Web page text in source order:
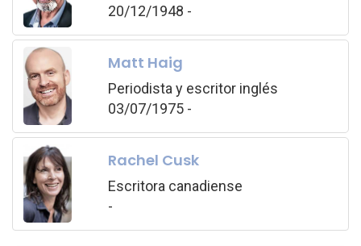
20/12/1948 -
Matt Haig
Periodista y escritor inglés
03/07/1975 -
Rachel Cusk
Escritora canadiense
-